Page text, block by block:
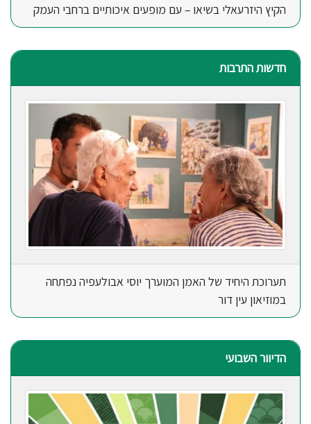
הקיץ היזרעאלי בשיאו – עם מופעים איכותיים ברחבי העמק
חדשות התרבות
תערוכת היחיד של האמן המוערך יוסי אבולעפיה נפתחה
במוזיאון עין דור
הדיוור השבועי